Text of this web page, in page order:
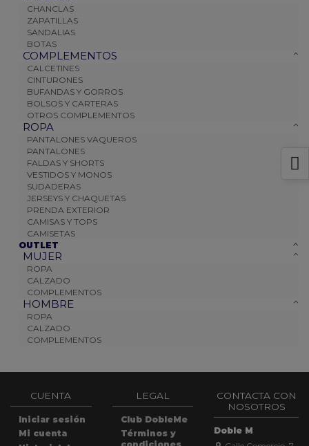
CHANCLAS
ZAPATILLAS
SANDALIAS
BOTAS
COMPLEMENTOS
CALCETINES
CINTURONES
BUFANDAS Y GORROS
BOLSOS Y CARTERAS
OTROS COMPLEMENTOS
ROPA
PANTALONES VAQUEROS
PANTALONES
FALDAS Y SHORTS
VESTIDOS Y MONOS
SUDADERAS
JERSEYS Y CHAQUETAS
PRENDA EXTERIOR
CAMISAS Y TOPS
CAMISETAS
OUTLET
MUJER
ROPA
CALZADO
COMPLEMENTOS
HOMBRE
ROPA
CALZADO
COMPLEMENTOS
CUENTA
Iniciar sesión
Mi cuenta
LEGAL
Club DobleMe
Términos y
CONTACTA CON
NOSOTROS
Doble M